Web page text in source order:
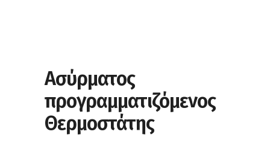
Ασύρματος
προγραμματιζόμενος
Θερμοστάτης